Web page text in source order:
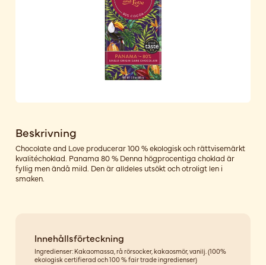
Beskrivning
Chocolate and Love producerar 100 % ekologisk och rättvisemärkt
kvalitéchoklad. Panama 80 % Denna högprocentiga choklad är
fyllig men ändå mild. Den är alldeles utsökt och otroligt len i
smaken.
Innehållsförteckning
Ingredienser: Kakaomassa, rå rörsocker, kakaosmör, vanilj. (100%
ekologisk certifierad och 100 % fair trade ingredienser)